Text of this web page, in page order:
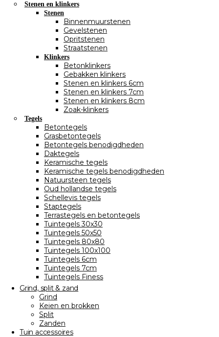
Stenen en klinkers
Stenen
Binnenmuurstenen
Gevelstenen
Opritstenen
Straatstenen
Klinkers
Betonklinkers
Gebakken klinkers
Stenen en klinkers 6cm
Stenen en klinkers 7cm
Stenen en klinkers 8cm
Zoak-klinkers
Tegels
Betontegels
Grasbetontegels
Betontegels benodigdheden
Daktegels
Keramische tegels
Keramische tegels benodigdheden
Natuursteen tegels
Oud hollandse tegels
Schellevis tegels
Staptegels
Terrastegels en betontegels
Tuintegels 30x30
Tuintegels 50x50
Tuintegels 80x80
Tuintegels 100x100
Tuintegels 6cm
Tuintegels 7cm
Tuintegels Finess
Grind, split & zand
Grind
Keien en brokken
Split
Zanden
Tuin accessoires